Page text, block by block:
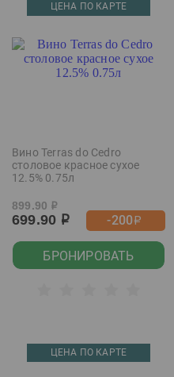
ЦЕНА ПО КАРТЕ
Вино Terras do Cedro
столовое красное сухое
12.5% 0.75л
899.90 р
699.90 р -200р
БРОНИРОВАТЬ
ЦЕНА ПО КАРТЕ